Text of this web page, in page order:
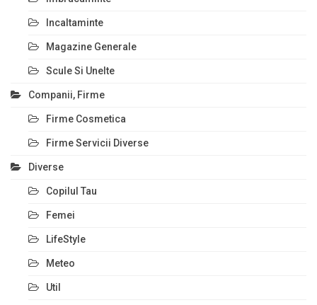
Incaltaminte
Magazine Generale
Scule Si Unelte
Companii, Firme
Firme Cosmetica
Firme Servicii Diverse
Diverse
Copilul Tau
Femei
LifeStyle
Meteo
Util